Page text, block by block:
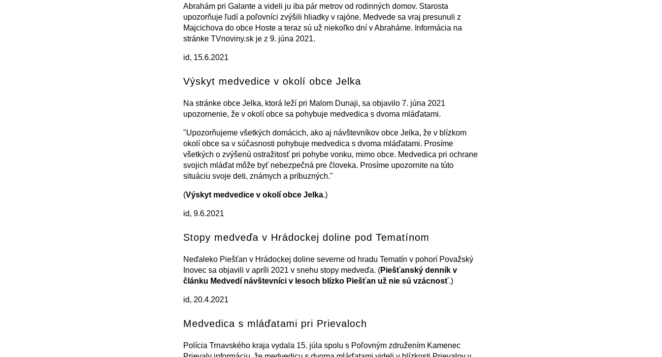
Abrahám pri Galante a videli ju iba pár metrov od rodinných domov. Starosta
upozorňuje ľudí a poľovníci zvýšili hliadky v rajóne. Medvede sa vraj presunuli z
Majcichova do obce Hoste a teraz sú už niekoľko dní v Abraháme. Informácia na
stránke TVnoviny.sk je z 9. júna 2021.
id, 15.6.2021
Výskyt medvedice v okolí obce Jelka
Na stránke obce Jelka, ktorá leží pri Malom Dunaji, sa objavilo 7. júna 2021
upozornenie, že v okolí obce sa pohybuje medvedica s dvoma mláďatami.
"Upozorňujeme všetkých domácich, ako aj návštevníkov obce Jelka, že v blízkom
okolí obce sa v súčasnosti pohybuje medvedica s dvoma mláďatami. Prosíme
všetkých o zvýšenú ostražitosť pri pohybe vonku, mimo obce. Medvedica pri ochrane
svojich mláďat môže byť nebezpečná pre človeka. Prosíme upozornite na túto
situáciu svoje deti, známych a príbuzných."
(Výskyt medvedice v okolí obce Jelka.)
id, 9.6.2021
Stopy medveďa v Hrádockej doline pod Tematínom
Neďaleko Piešťan v Hrádockej doline severne od hradu Tematín v pohorí Považský
Inovec sa objavili v apríli 2021 v snehu stopy medveďa. (Piešťanský denník v
článku Medvedí návštevníci v lesoch blízko Piešťan už nie sú vzácnosť.)
id, 20.4.2021
Medvedica s mláďatami pri Prievaloch
Polícia Trnavského kraja vydala 15. júla spolu s Poľovným združením Kamenec